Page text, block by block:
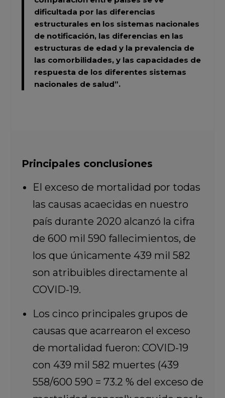
dificultada por las diferencias
estructurales en los sistemas nacionales
de notificación, las diferencias en las
estructuras de edad y la prevalencia de
las comorbilidades, y las capacidades de
respuesta de los diferentes sistemas
nacionales de salud”.
Principales conclusiones
El exceso de mortalidad por todas
las causas acaecidas en nuestro
país durante 2020 alcanzó la cifra
de 600 mil 590 fallecimientos, de
los que únicamente 439 mil 582
son atribuibles directamente al
COVID-19.
Los cinco principales grupos de
causas que acarrearon el exceso
de mortalidad fueron: COVID-19
con 439 mil 582 muertes (439
558/600 590 = 73.2 % del exceso de